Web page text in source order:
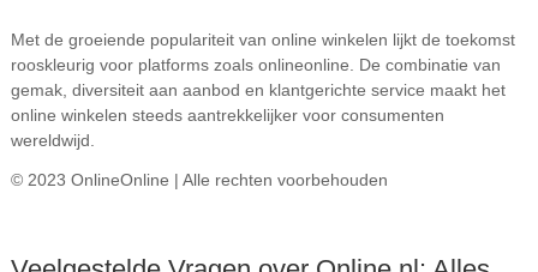
Met de groeiende populariteit van online winkelen lijkt de toekomst
rooskleurig voor platforms zoals onlineonline. De combinatie van
gemak, diversiteit aan aanbod en klantgerichte service maakt het
online winkelen steeds aantrekkelijker voor consumenten
wereldwijd.
© 2023 OnlineOnline | Alle rechten voorbehouden